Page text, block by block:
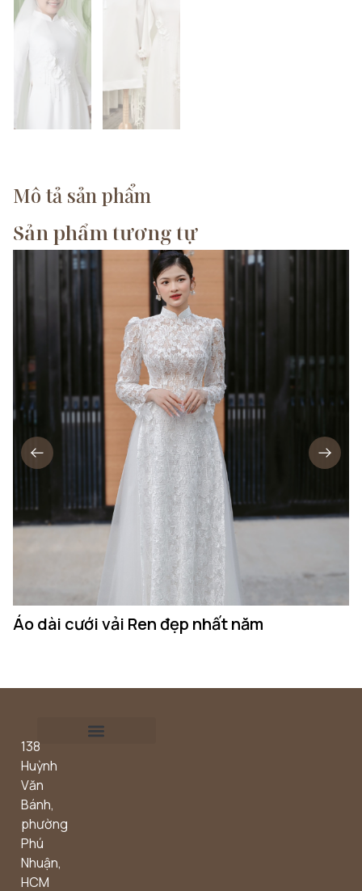
Mô tả sản phẩm
Sản phẩm tương tự
Áo dài cưới vải Ren đẹp nhất năm
138
Huỳnh
Văn
Bánh,
phường
Phú
Nhuận,
HCM